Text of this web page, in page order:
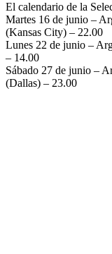
El calendario de la
Martes 16 de junio –
(Kansas City) – 22.00
Lunes 22 de junio –
– 14.00
Sábado 27 de junio –
(Dallas) – 23.00